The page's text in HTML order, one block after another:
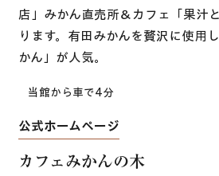
店」みかん直売所＆カフェ「果汁
ります。有田みかんを贅沢に使用
かん」が人気。
​​当館から車で4分
公式ホームページ
カフェみかんの木